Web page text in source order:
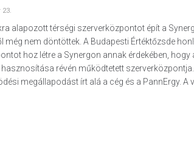
ESC to close
alapozott térségi szerverközpontot épít a
még nem döntöttek. A Budapesti Értéktőzsde
hoz létre a Synergon annak érdekében,
révén működtetett
megállapodást írt alá a cég és a PannErgy. A